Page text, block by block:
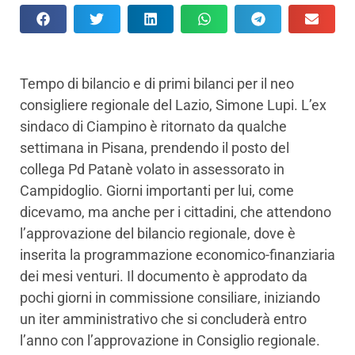
Tempo di bilancio e di primi bilanci per il neo
consigliere regionale del Lazio, Simone Lupi. L’ex
sindaco di Ciampino è ritornato da qualche
settimana in Pisana, prendendo il posto del
collega Pd Patanè volato in assessorato in
Campidoglio. Giorni importanti per lui, come
dicevamo, ma anche per i cittadini, che attendono
l’approvazione del bilancio regionale, dove è
inserita la programmazione economico-finanziaria
dei mesi venturi. Il documento è approdato da
pochi giorni in commissione consiliare, iniziando
un iter amministrativo che si concluderà entro
l’anno con l’approvazione in Consiglio regionale.